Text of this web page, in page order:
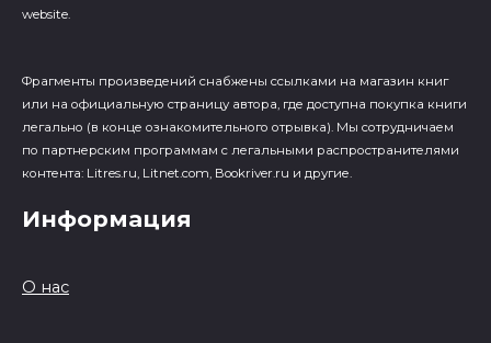
website.
Фрагменты произведений cнабжены ссылками на магазин книг
или на официальную страницу автора, где доступна покупка книги
легально (в конце ознакомительного отрывка). Мы сотрудничаем
по партнерским программам с легальными распространителями
контента: Litres.ru, Litnet.com, Bookriver.ru и другие.
Информация
О нас